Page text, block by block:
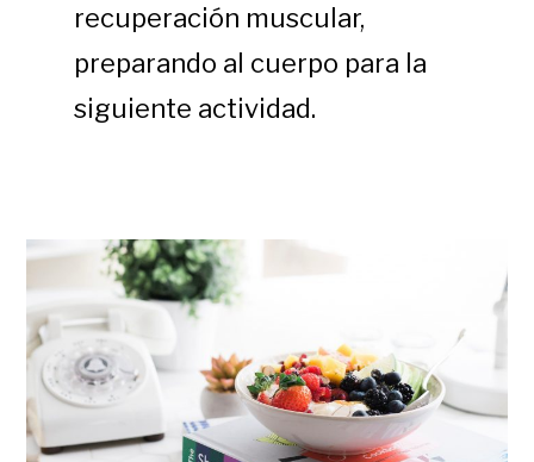
recuperación muscular,
preparando al cuerpo para la
siguiente actividad.